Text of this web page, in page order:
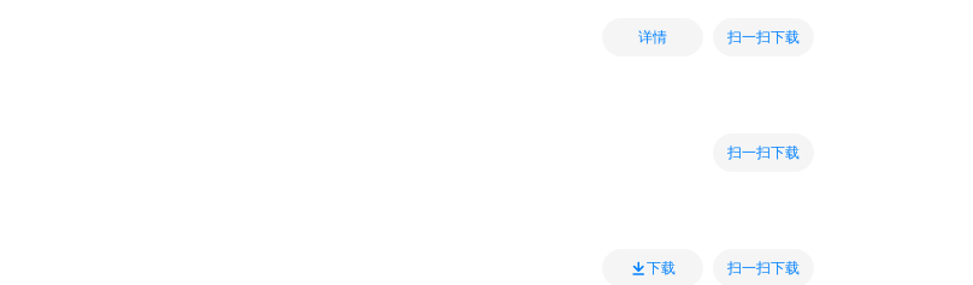
详情 扫一扫下载
扫一扫下载
下载 扫一扫下载